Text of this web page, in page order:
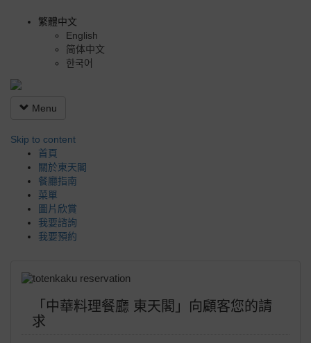
繁體中文
English
简体中文
한국어
Menu
Skip to content
首頁
關於東天閣
餐廳指南
菜單
圖片欣賞
我要諮詢
我要預約
「中華料理餐廳 東天閣」向顧客您的請
求